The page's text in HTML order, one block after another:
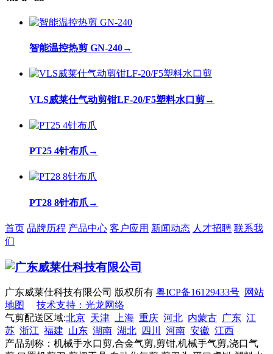
智能温控热剪 GN-240→
VLS威莱仕气动剪钳LF-20/F5塑料水口剪→
PT25 4针布爪 →
PT28 8针布爪 →
首页 品牌历程 产品中心 客户应用 新闻动态 人才招聘 联系我
们
广东威莱仕科技有限公司 版权所有 粤ICP备16129433号 网站
地图
技术支持：光龙网络
气剪配送区域:北京 天津 上海 重庆 河北 内蒙古 广东 江
苏 浙江 福建 山东 湖南 湖北 四川 河南 安徽 江西
产品别称：机械手水口剪,合金气剪,剪钳,机械手气剪,浇口气